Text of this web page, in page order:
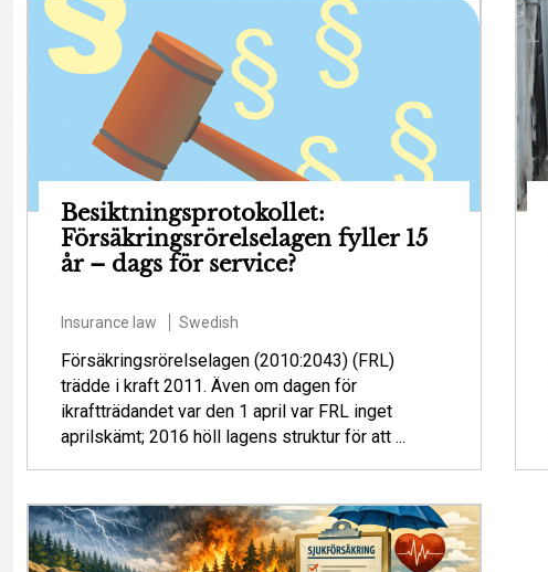
Besiktningsprotokollet:
Försäkringsrörelselagen fyller 15
år – dags för service?
Insurance law Swedish
Försäkringsrörelselagen (2010:2043) (FRL)
trädde i kraft 2011. Även om dagen för
ikraftträdandet var den 1 april var FRL inget
aprilskämt; 2016 höll lagens struktur för att ...